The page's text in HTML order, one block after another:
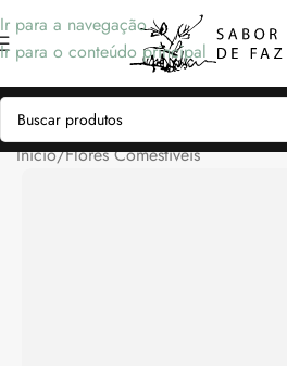
Ir para a navegação
Ir para o conteúdo principal
Início/Flores Comestíveis